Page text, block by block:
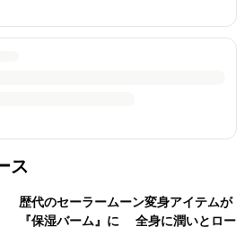
ス
歴代のセーラームーン変身アイテムが
『保湿バーム』に 全身に潤いとロー